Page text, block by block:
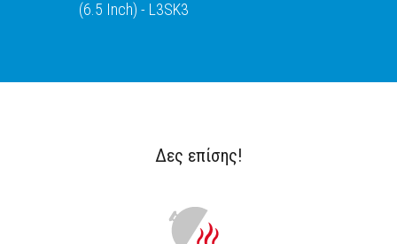
(6.5 Inch) - L3SK3
Δες επίσης!